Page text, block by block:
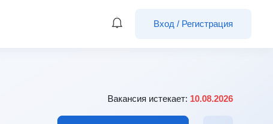
Вход / Регистрация
Вакансия истекает: 10.08.2026